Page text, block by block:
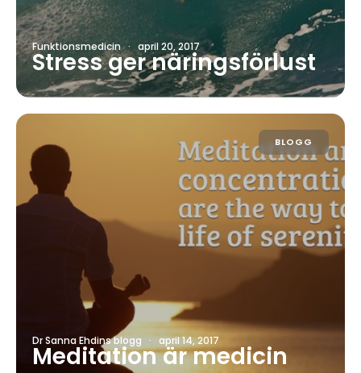
Funktionsmedicin · april 20, 2017
Stress ger näringsförlust
BLOGG
Dr Sanna Ehdins blogg · april 14, 2017
Meditation är medicin